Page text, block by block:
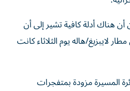
هناك أدلة كافية تشير إلى أن
لايبزيغ/هاله يوم الثلاثاء كانت
المسيرة مزودة بمتفجرات